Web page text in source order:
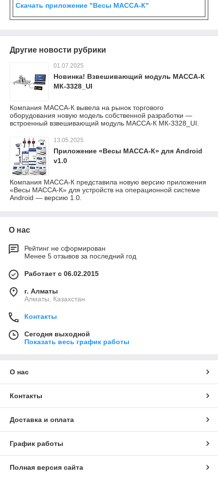
Скачать приложение "Весы МАССА-К"
Другие новости рубрики
01.07.2025
Новинка! Взвешивающий модуль МАССА-К
МК-3328_UI
Компания МАССА-К вывела на рынок торгового
оборудования новую модель собственной разработки —
встроенный взвешивающий модуль МАССА-К МК-3328_UI.
13.05.2025
Приложение «Весы МАССА-К» для Android
v1.0
Компания МАССА-К представила новую версию приложения
«Весы МАССА-К» для устройств на операционной системе
Android — версию 1.0.
О нас
Рейтинг не сформирован
Менее 5 отзывов за последний год
Работает с 06.02.2015
г. Алматы
Алматы, Казахстан
Контакты
Сегодня выходной
Показать весь график работы
О нас
Контакты
Доставка и оплата
График работы
Полная версия сайта